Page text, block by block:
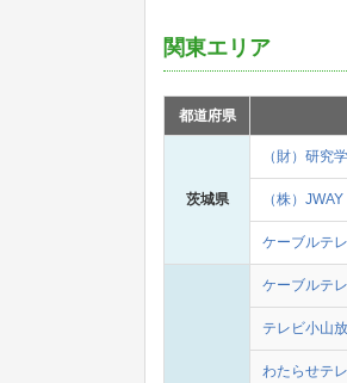
関東エリア
都道府県
茨城県
（財）研究
（株）JWAY
ケーブルテレ
ケーブルテレ
テレビ小山
わたらせテ